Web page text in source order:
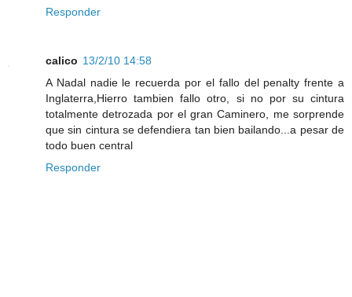
Responder
calico 13/2/10 14:58
A Nadal nadie le recuerda por el fallo del penalty frente a
Inglaterra,Hierro tambien fallo otro, si no por su cintura
totalmente detrozada por el gran Caminero, me sorprende
que sin cintura se defendiera tan bien bailando...a pesar de
todo buen central
Responder